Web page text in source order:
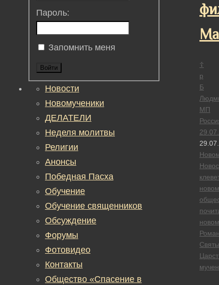
☦
р
Б
МП
Пароль:
Запомнить меня
Войти
Новости
Новомученики
ДЕЛАТЕЛИ
Неделя молитвы
Религии
Анонсы
Победная Пасха
Обучение
Обучение священников
Обсуждение
Форумы
Фотовидео
Контакты
Общество «Спасение в